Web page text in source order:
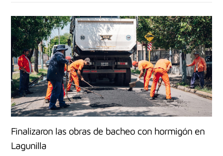
Finalizaron las obras de bacheo con hormigón en
Lagunilla